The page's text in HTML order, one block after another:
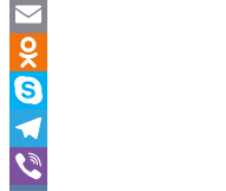
Email
Odnoklassniki
Skype
Telegram